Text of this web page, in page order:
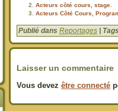
Acteurs côté cours, stage.
Acteurs Côté Cours,
Publié dans Reportages |
Laisser un commentaire
Vous devez être connecté